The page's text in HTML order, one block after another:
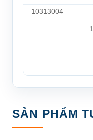
10313004
SẢN PHẨM